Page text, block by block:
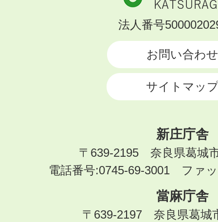
市
KATSURAGI
法人番号
お問い合わせ
サイトマッ
新庄庁舎
〒639-2195 奈良県葛城
電話番号:0745-69-3001 ファ
當麻庁舎
〒639-2197 奈良県葛城